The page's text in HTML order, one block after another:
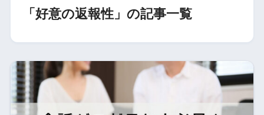
「好意の返報性」の記事一覧